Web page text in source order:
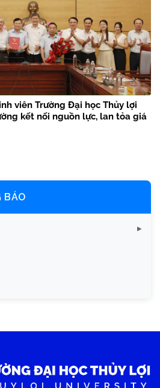
viên Trường Đại học Thủy lợi
kết nối nguồn lực, lan tỏa giá
BÁO